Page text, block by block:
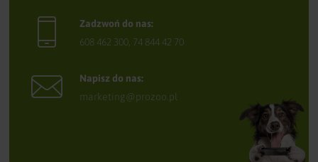
Zadzwoń do nas:
608 462 300 74 844 42 70
Napisz do nas:
marketing@prozoo.pl